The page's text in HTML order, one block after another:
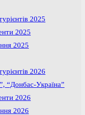
2025
2025
2025
2026
“Донбас-Україна”
2026
2026